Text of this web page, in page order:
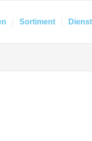
Sortiment